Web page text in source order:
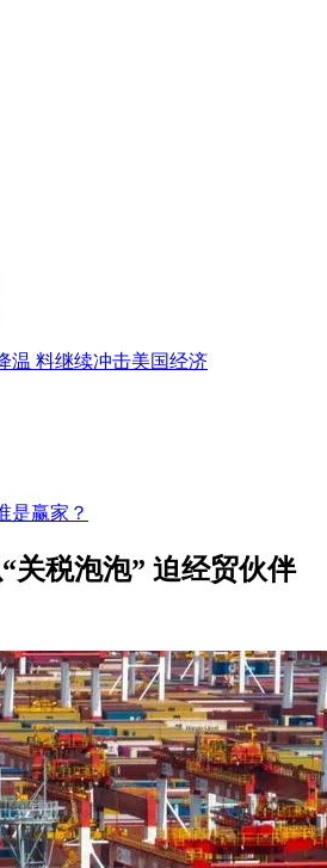
温 料继续冲击美国经济
是赢家？
关税泡泡” 迫经贸伙伴